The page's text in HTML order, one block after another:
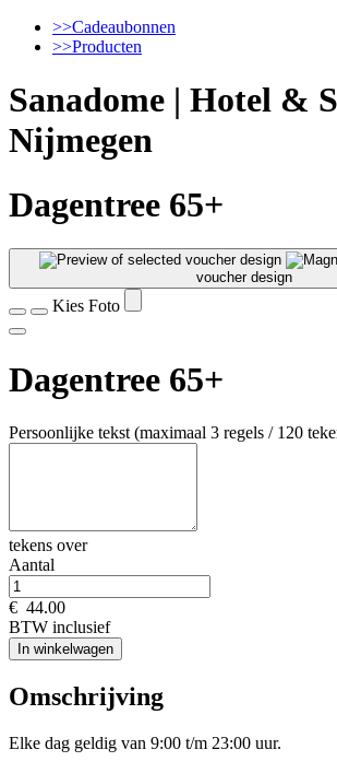
>>Cadeaubonnen
>>Producten
Sanadome | Hotel &
Nijmegen
Dagentree 65+
voucher design
Kies Foto
Dagentree 65+
Persoonlijke tekst (maximaal 3 regels / 120
tekens over
Aantal
€ 44.00
BTW inclusief
In winkelwagen
Omschrijving
Elke dag geldig van 9:00 t/m 23:00 uur.